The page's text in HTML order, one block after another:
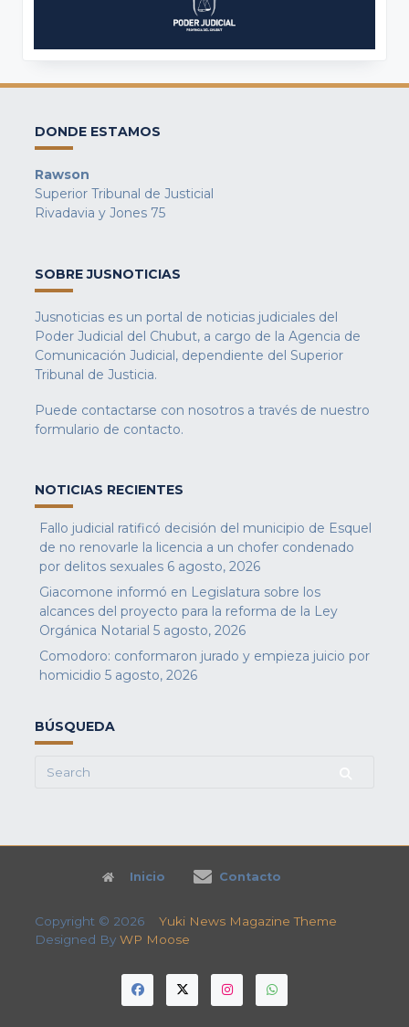
DONDE ESTAMOS
Rawson
Superior Tribunal de Justicial
Rivadavia y Jones 75
SOBRE JUSNOTICIAS
Jusnoticias es un portal de noticias judiciales del
Poder Judicial del Chubut, a cargo de la Agencia de
Comunicación Judicial, dependiente del Superior
Tribunal de Justicia.
Puede contactarse con nosotros a través de nuestro
formulario de contacto.
NOTICIAS RECIENTES
Fallo judicial ratificó decisión del municipio de Esquel
de no renovarle la licencia a un chofer condenado
por delitos sexuales 6 agosto, 2026
Giacomone informó en Legislatura sobre los
alcances del proyecto para la reforma de la Ley
Orgánica Notarial 5 agosto, 2026
Comodoro: conformaron jurado y empieza juicio por
homicidio 5 agosto, 2026
BÚSQUEDA
Search
Inicio Contacto
Copyright © 2026 Yuki News Magazine Theme
Designed By WP Moose